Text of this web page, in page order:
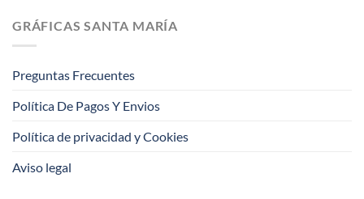
consejos
la
impresión
GRÁFICAS SANTA MARÍA
Preguntas Frecuentes
Política De Pagos Y Envios
Política de privacidad y Cookies
Aviso legal